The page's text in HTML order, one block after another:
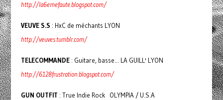
http://la6emefaute.blogspot.com/
VEUVE S.S : HxC de méchants LYON
http://veuves.tumblr.com/
TELECOMMANDE: Guitare, basse... LA GUILL' LYON
http://6128frustration.blogspot.com/
GUN OUTFIT : True Indie Rock OLYMPIA / U.S.A